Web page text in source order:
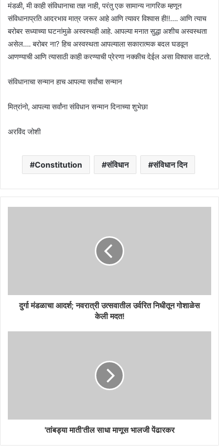
मंडळी, मी काही संविधानाचा तज्ञ नाही, परंतु एक सामान्य नागरिक म्हणून
संविधानाप्रति आदरभाव मात्र जरूर आहे आणि त्यावर विश्वास ही!!…. आणि त्याच
बरोबर सध्याच्या घटनांमुळे अस्वस्थही आहे. आपल्या मनात सुद्धा अशीच अस्वस्थता
असेल…. बरोबर ना? हिच अस्वस्थता आपल्याला सकारात्मक बदल घडवून
आणण्याची आणि त्यासाठी काही करण्याची प्रेरणा नक्कीच देईल असा विश्वास वाटतो.
संविधानाचा सन्मान हाच आपल्या सर्वांचा सन्मान
मित्रांनो, आपल्या सर्वांना संविधान सन्मान दिनाच्या शुभेछा
अरविंद जोशी
Constitution संविधान संविधान दिन
दुर्गा मंडळाचा आदर्श; नवरात्री उत्सवातील उर्वरित निधीतून गोशाळेस
केली मदत!
'तांबड्या माती'तील साधा माणूस भालजी पेंढारकर